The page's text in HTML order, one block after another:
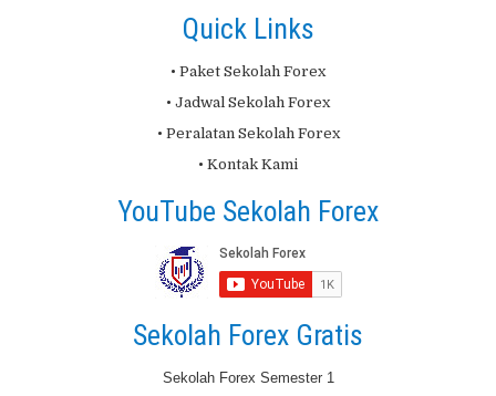
Quick Links
• Paket Sekolah Forex
• Jadwal Sekolah Forex
• Peralatan Sekolah Forex
• Kontak Kami
YouTube Sekolah Forex
Sekolah Forex Gratis
Sekolah Forex Semester 1